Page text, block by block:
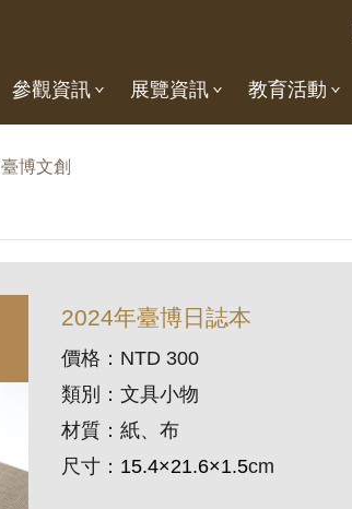
參觀資訊 展覽資訊 教育活動
臺博文創
2024年臺博日誌本
價格：NTD 300
類別：文具小物
材質：紙、布
尺寸： 15.4×21.6×1.5cm